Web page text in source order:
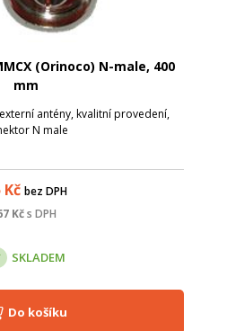
(Orinoco) N-male, 400
mm
antény, kvalitní provedení,
N male
Kč bez DPH
Kč s DPH
SKLADEM
Do košíku